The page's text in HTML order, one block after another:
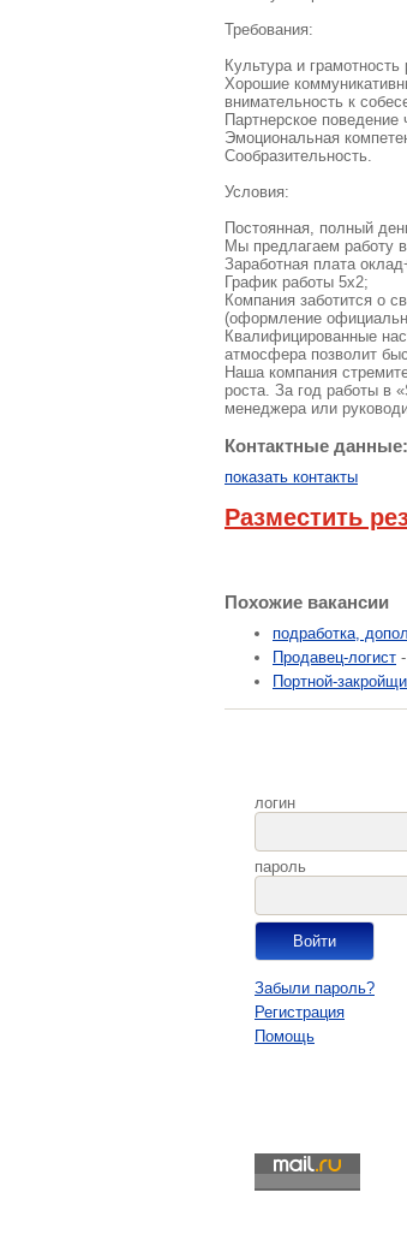
Требования:
Культура и
Хорошие
внимательность к
Партнерское
Эмоциональная
Сообразительность.
Условия:
Постоянная, полный
Мы предлагаем работу
Заработная плата
График работы 5х2;
Компания заботится о
(оформление
Квалифицированные
атмосфера позволит
Наша компания
роста. За год работы в
менеджера или
Контактные данные:
показать контакты
Разместить
Похожие вакансии
подработка,
Продавец-логист
Портной-
логин
пароль
Забыли пароль?
Регистрация
Помощь